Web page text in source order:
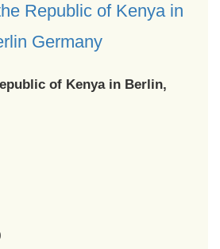
Republic of Kenya in
Germany
of Kenya in Berlin,